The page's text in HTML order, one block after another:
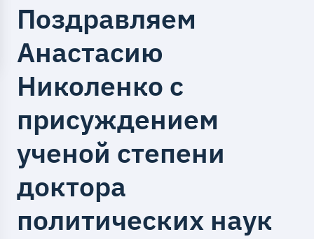
Поздравляем
Анастасию
Николенко с
присуждением
ученой степени
доктора
политических наук